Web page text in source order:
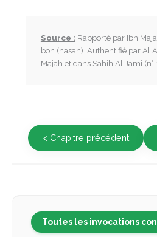
Source : Rapporté par Ibn
bon (hasan). Authentifié par Al
Majah et dans Sahih Al Jami (n°
< Chapitre précédent
Toutes les invocations